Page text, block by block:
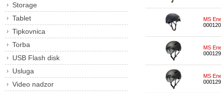
Storage
Tablet
Tipkovnica
Torba
USB Flash disk
Usluga
Video nadzor
MS
MS
MS